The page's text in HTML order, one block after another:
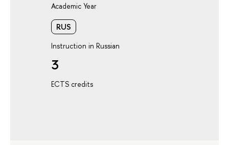
Academic Year
RUS
Instruction in Russian
3
ECTS credits